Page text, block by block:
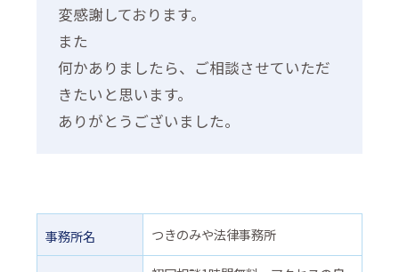
変感謝しております。
また
何かありましたら、ご相談させていただ
きたいと思います。
ありがとうございました。
事務所名 つきのみや法律事務所